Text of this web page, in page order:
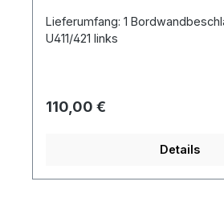
Lieferumfang: 1
U411/421 links
Regulärer Preis:
110,00 €
Details